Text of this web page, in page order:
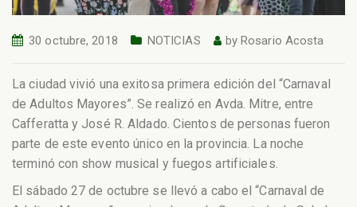
30 octubre, 2018 NOTICIAS byRosario Acosta
La ciudad vivió una exitosa primera edición del “Carnaval
de Adultos Mayores”. Se realizó en Avda. Mitre, entre
Cafferatta y José R. Aldado. Cientos de personas fueron
parte de este evento único en la provincia. La noche
terminó con show musical y fuegos artificiales.
El sábado 27 de octubre se llevó a cabo el “Carnaval de